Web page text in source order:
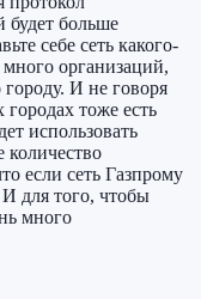
будет больше
себе сеть какого-
организаций,
И не говоря
тоже есть
использовать
количество
если сеть Газпрому
И для того, чтобы
много